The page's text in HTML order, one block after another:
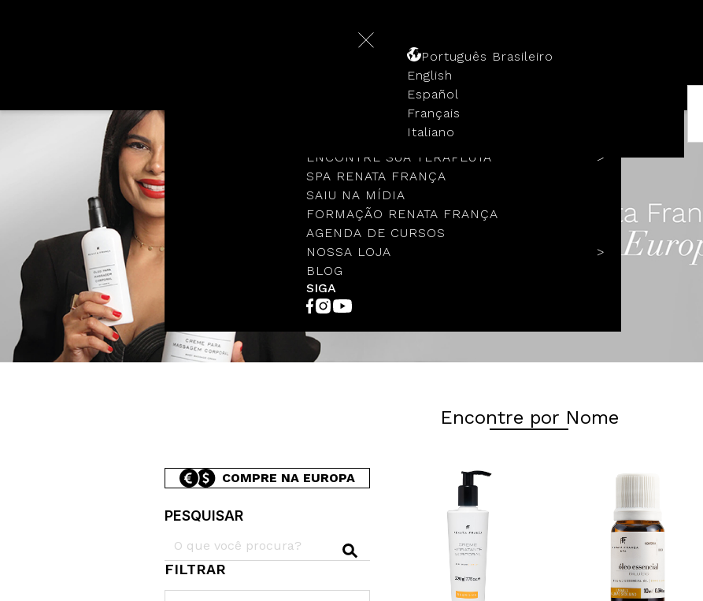
NOSSA HISTÓRIA
ENCONTRE SUA TERAPEUTA
SPA RENATA FRANÇA
SAIU NA MÍDIA
FORMAÇÃO RENATA FRANÇA
AGENDA DE CURSOS
NOSSA LOJA
BLOG
SIGA
Português Brasileiro
English
Español
Français
Italiano
Encontre por Nome
COMPRE NA EUROPA
PESQUISAR
FILTRAR